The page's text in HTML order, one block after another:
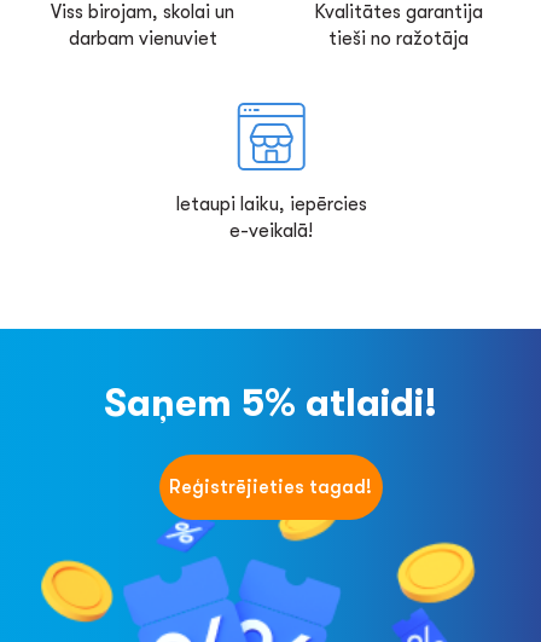
Viss birojam, skolai un
darbam vienuviet
Kvalitātes garantija
tieši no ražotāja
Ietaupi laiku, iepērcies
e-veikalā!
Saņem 5% atlaidi!
Reģistrējieties tagad!